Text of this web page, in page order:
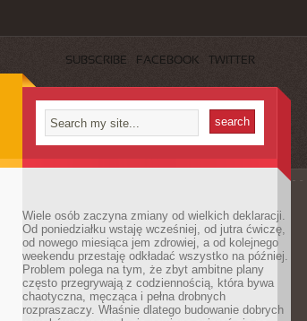
SUBSCRIBE FACEBOOK TWITTER
Wiele osób zaczyna zmiany od wielkich deklaracji.
Od poniedziałku wstaję wcześniej, od jutra ćwiczę,
od nowego miesiąca jem zdrowiej, a od kolejnego
weekendu przestaję odkładać wszystko na później.
Problem polega na tym, że zbyt ambitne plany
często przegrywają z codziennością, która bywa
chaotyczna, męcząca i pełna drobnych
rozpraszaczy. Właśnie dlatego budowanie dobrych